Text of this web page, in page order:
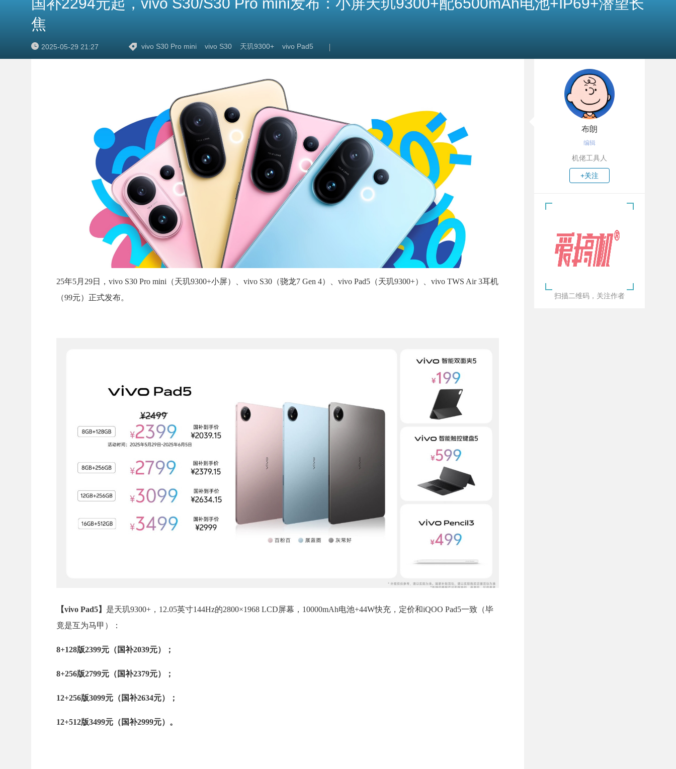
焦
2025-05-29 21:27 vivo S30 Pro mini vivo S30 天玑9300+ vivo Pad5
25年5月29日，vivo S30 Pro mini（天玑9300+小屏）、vivo S30（骁龙7 Gen 4）、vivo Pad5（天玑9300+）、vivo TWS Air 3耳机
（99元）正式发布。
【vivo Pad5】 是天玑9300+，12.05英寸144Hz的2800×1968 LCD屏幕，10000mAh电池+44W快充，定价和iQOO Pad5一致（毕
竟是互为马甲）：
8+128版2399元（国补2039元）；
8+256版2799元（国补2379元）；
12+256版3099元（国补2634元）；
12+512版3499元（国补2999元）。
布朗
编辑
机佬工具人
+关注
扫描二维码，关注作者